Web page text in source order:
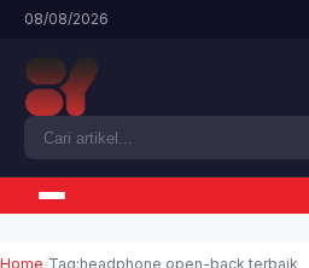
08/08/2026
Home Tag:headphone open-back terbaik